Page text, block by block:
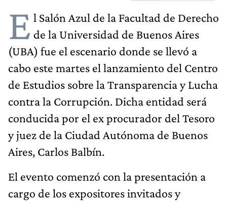
E l Salón Azul de la Facultad de Derecho
de la Universidad de Buenos Aires
(UBA) fue el escenario donde se llevó a
cabo este martes el lanzamiento del Centro
de Estudios sobre la Transparencia y Lucha
contra la Corrupción. Dicha entidad será
conducida por el ex procurador del Tesoro
y juez de la Ciudad Autónoma de Buenos
Aires, Carlos Balbín.
El evento comenzó con la presentación a
cargo de los expositores invitados y